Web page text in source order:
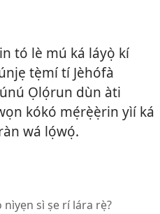
tó lè mú ká láyọ̀ kí
tẹ̀mí tí Jèhófà
Ọlọ́run dùn àti
kókó mẹ́rẹ̀ẹ̀rin yìí ká
wá lọ́wọ́.
nìyẹn sì ṣe rí lára rẹ̀?